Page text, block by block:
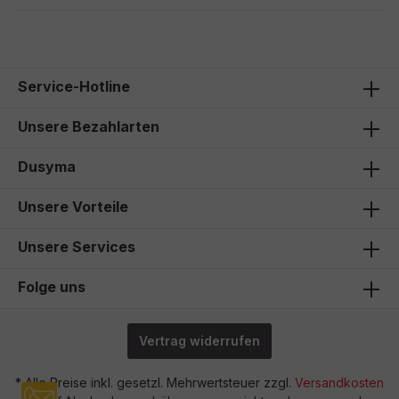
Service-Hotline
Unsere Bezahlarten
Dusyma
Unsere Vorteile
Unsere Services
Folge uns
Vertrag widerrufen
* Alle Preise inkl. gesetzl. Mehrwertsteuer zzgl. Versandkosten